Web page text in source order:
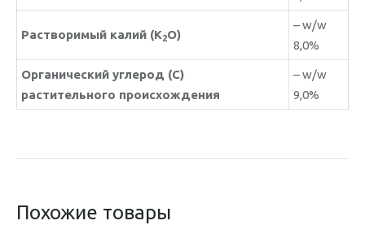
Растворимый калий (K2O)
– w/w
8,0%
Органический углерод (C)
растительного происхождения
– w/w
9,0%
Похожие товары